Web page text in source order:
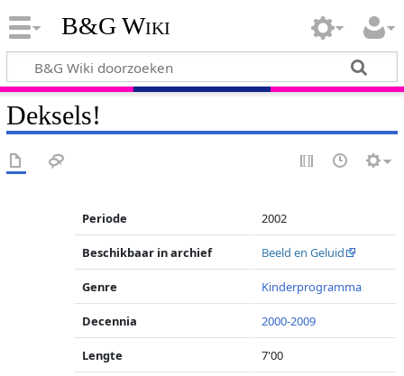
B&G Wiki
Deksels!
Periode 2002
Beschikbaar in archief Beeld en Geluid
Genre Kinderprogramma
Decennia 2000-2009
Lengte 7'00